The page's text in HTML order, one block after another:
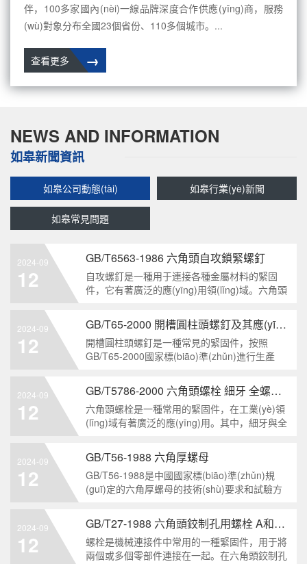
伴，100多家國內(nèi)一線品牌深度合作供應(yīng)商，服務
(wù)對象分布全國23個省份、110多個城市。...
→
查看更多
NEWS AND INFORMATION
如皋新聞資訊
如皋公司動態(tài) 如皋行業(yè)新聞
如皋常見問題
2024-09
12
GB/T6563-1986 六角頭自攻鎖緊螺釘
自攻螺釘是一種用于連接各種金屬材料的緊固
件，它有著廣泛的應(yīng)用領(lǐng)域。六角頭
GB/T6563-1986標(biāo)準(zhǔn)。本文將深度
分析這種螺釘?shù)奶攸c、應(yīng)用以及制造
要求等相關(guān)知識點，為讀者提供全面的了
解。1. 六角頭自
2024-09
12
GB/T65-2000 開槽圓柱頭螺釘及其應(yīng)用領(lǐng)域
開槽圓柱頭螺釘是一種常見的緊固件，按照
GB/T65-2000國家標(biāo)準(zhǔn)進行生產
釘?shù)奶攸c、分類以及應(yīng)用領(lǐng)域，
幫助讀者更好地了解和應(yīng)用該種螺釘。什
么是GB/T65-2000 開槽圓柱頭螺釘？GB/T65-
200
2024-09
12
GB/T5786-2000 六角頭螺栓 細牙 全螺紋——工業(yè)重要性和特點
六角頭螺栓是一種常用的緊固件，在工業(yè)領
(lǐng)域有著廣泛的應(yīng)用。其中，細牙與全
業(yè)重要性和特點兩個方面，對GB/T5786-
2000標(biāo)準(zhǔn)下的六角頭螺栓 細牙 全
螺紋進行深度分析和知識挖掘。什么是GB/T57
2024-09
12
GB/T56-1988 六角厚螺母
GB/T56-1988是中國國家標(biāo)準(zhǔn)規
(guī)定的六角厚螺母的技術(shù)要求和試驗方
個面和較大的厚度。它通常用于需要更大的力矩
和耐久性的緊固裝配。六角厚螺母的材料和制造
工藝六角厚螺母通常由低碳鋼、中碳鋼或合金鋼
2024-09
12
GB/T27-1988 六角頭鉸制孔用螺栓 A和B級
螺栓是機械連接件中常用的一種緊固件，用于將
兩個或多個零部件連接在一起。在六角頭鉸制孔